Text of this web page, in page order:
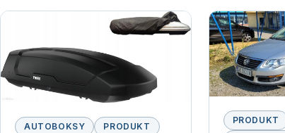
AUTOBOKSY PRODUKT
PRODUKT